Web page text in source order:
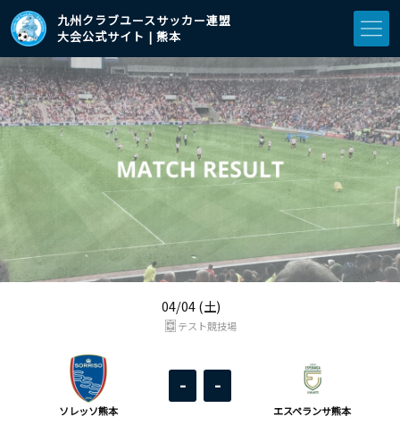
九州クラブユースサッカー連盟
大会公式サイト | 熊本
04/04 (土)
ソレッソ熊本
- -
エスペランサ熊本
テスト競技場